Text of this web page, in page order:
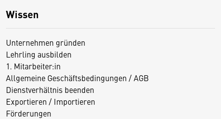
Wissen
Unternehmen gründen
Lehrling ausbilden
1. Mitarbeiter:in
Allgemeine Geschäftsbedingungen / AGB
Dienstverhältnis beenden
Exportieren / Importieren
Förderungen